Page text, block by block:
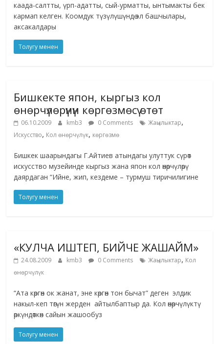
каада-салтты, үрп-адатты, сый-урматты, ынтымакты бек
кармап келген. Коомдук түзүлүшүндө эл башчылары,
аксакалдары
Толугу менен
Бишкекте япон, кыргыз кол
өнөрчүлөрүнүн көргөзмөсү өтөт
06.10.2009 kmb3 0 Comments Жаңылыктар,
Искусство, Кол өнөрчүлүк, көргөзмө
Бишкек шаарындагы Г.Айтиев атындагы улуттук сүрөт
искусство музейинде кыргыз жана япон кол өнөрчүлөрү
даярдаган “Ийне, жип, кездеме – турмуш тиричилигине
Толугу менен
«КУЛЧА ИШТЕП, БИЙЧЕ ЖАШАЙМ»
24.08.2009 kmb3 0 Comments Жаңылыктар, Кол
өнөрчүлүк
“Ата көргөн ок жанат, эне көргөн тон бычат” деген элдик
накыл-кеп төгүн жерден айтылбаптыр да. Кол өнөрчүлүктү
өркүндөткөн сайын жашообуз
Толугу менен